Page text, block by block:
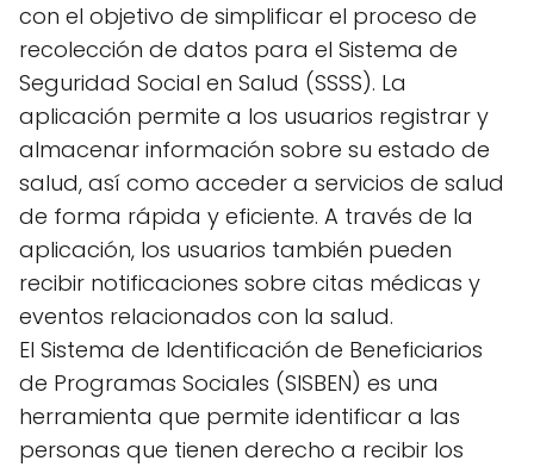
con el objetivo de simplificar el proceso de
recolección de datos para el Sistema de
Seguridad Social en Salud (SSSS). La
aplicación permite a los usuarios registrar y
almacenar información sobre su estado de
salud, así como acceder a servicios de salud
de forma rápida y eficiente. A través de la
aplicación, los usuarios también pueden
recibir notificaciones sobre citas médicas y
eventos relacionados con la salud.
El Sistema de Identificación de Beneficiarios
de Programas Sociales (SISBEN) es una
herramienta que permite identificar a las
personas que tienen derecho a recibir los